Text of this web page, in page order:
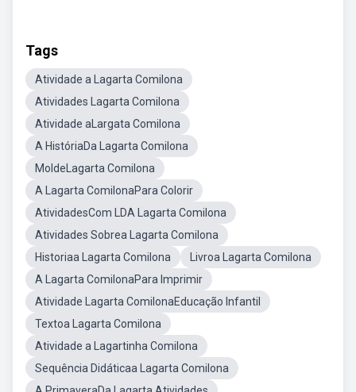
Tags
Atividade a Lagarta Comilona
Atividades Lagarta Comilona
Atividade aLargata Comilona
A HistóriaDa Lagarta Comilona
MoldeLagarta Comilona
A Lagarta ComilonaPara Colorir
AtividadesCom LDA Lagarta Comilona
Atividades Sobrea Lagarta Comilona
Historiaa Lagarta Comilona
Livroa Lagarta Comilona
A Lagarta ComilonaPara Imprimir
Atividade Lagarta ComilonaEducação Infantil
Textoa Lagarta Comilona
Atividade a Lagartinha Comilona
Sequência Didáticaa Lagarta Comilona